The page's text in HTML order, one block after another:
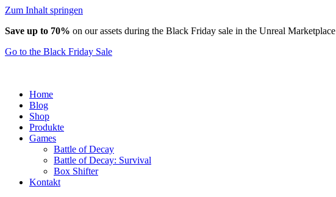
Zum Inhalt springen
Save up to 70% on our assets during the Black Friday sale in the Unreal Marketplace
Go to the Black Friday Sale
Home
Blog
Shop
Produkte
Games
Battle of Decay
Battle of Decay: Survival
Box Shifter
Kontakt